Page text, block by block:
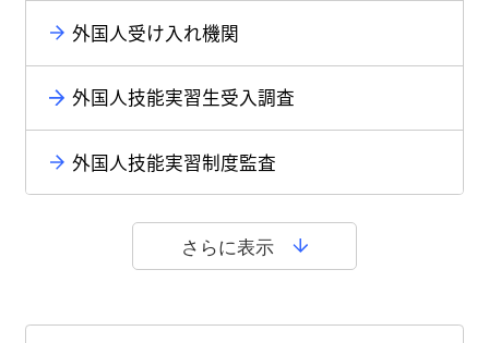
外国人受け入れ機関
外国人技能実習生受入調査
外国人技能実習制度監査
さらに表示